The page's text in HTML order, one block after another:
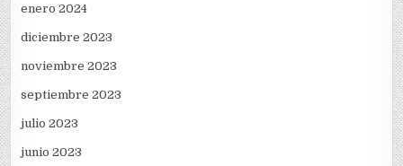
enero 2024
diciembre 2023
noviembre 2023
septiembre 2023
julio 2023
junio 2023